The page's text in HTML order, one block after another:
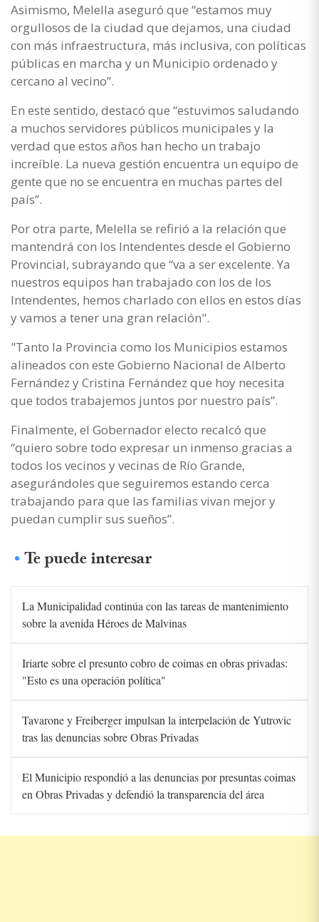
Asimismo, Melella aseguró que “estamos muy
orgullosos de la ciudad que dejamos, una ciudad
con más infraestructura, más inclusiva, con políticas
públicas en marcha y un Municipio ordenado y
cercano al vecino”.
En este sentido, destacó que “estuvimos saludando
a muchos servidores públicos municipales y la
verdad que estos años han hecho un trabajo
increíble. La nueva gestión encuentra un equipo de
gente que no se encuentra en muchas partes del
país”.
Por otra parte, Melella se refirió a la relación que
mantendrá con los Intendentes desde el Gobierno
Provincial, subrayando que “va a ser excelente. Ya
nuestros equipos han trabajado con los de los
Intendentes, hemos charlado con ellos en estos días
y vamos a tener una gran relación".
"Tanto la Provincia como los Municipios estamos
alineados con este Gobierno Nacional de Alberto
Fernández y Cristina Fernández que hoy necesita
que todos trabajemos juntos por nuestro país”.
Finalmente, el Gobernador electo recalcó que
“quiero sobre todo expresar un inmenso gracias a
todos los vecinos y vecinas de Río Grande,
asegurándoles que seguiremos estando cerca
trabajando para que las familias vivan mejor y
puedan cumplir sus sueños”.
Te puede interesar
La Municipalidad continúa con las tareas de mantenimiento
sobre la avenida Héroes de Malvinas
Iriarte sobre el presunto cobro de coimas en obras privadas:
"Esto es una operación política"
Tavarone y Freiberger impulsan la interpelación de Yutrovic
tras las denuncias sobre Obras Privadas
El Municipio respondió a las denuncias por presuntas coimas
en Obras Privadas y defendió la transparencia del área